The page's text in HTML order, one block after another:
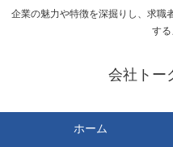
企業の魅力や特徴を深掘りし、求職
す
会社トー
ホーム